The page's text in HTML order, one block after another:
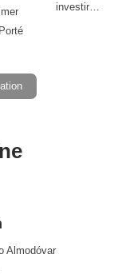
investir…
Almodóvar